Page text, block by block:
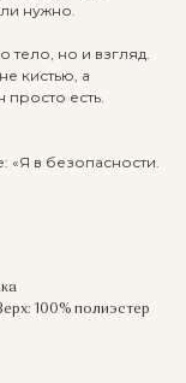
нужно.
тело, но и взгляд.
кистью, а
просто есть.
в безопасности.
100% полиэстер